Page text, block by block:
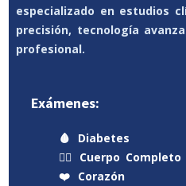
especializado en estudios
precisión, tecnología
profesional.
Exámenes:
🩸
Diabetes
🧍‍♂️
Cuerpo Completo
❤️ Corazón